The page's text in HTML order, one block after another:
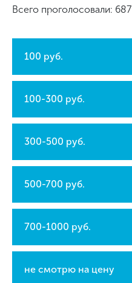
Всего проголосовали: 687
100 руб.
100-300 руб.
300-500 руб.
500-700 руб.
700-1000 руб.
не смотрю на цену